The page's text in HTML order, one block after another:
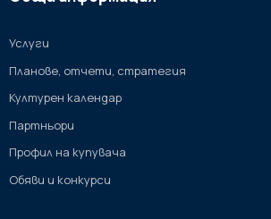
Услуги
Планове, отчети, стратегия
Културен календар
Партньори
Профил на купувача
Обяви и конкурси